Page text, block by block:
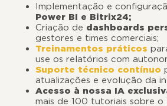
Implementação e
Power BI e Bitrix24;
Criação de dashboards
gestores e times comerciais;
Treinamentos práticos
use os relatórios com
Suporte técnico contínuo
atualizações e evolução da
Acesso à nossa IA
mais de 100 tutoriais sobre o